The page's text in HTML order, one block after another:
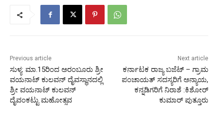
Previous article
ಸುಳ್ಯ: ಮಾ.15ರಿಂದ ಅರಂಬೂರು ಶ್ರೀ
ವಯನಾಟ್ ಕುಲವನ್ ದೈವಸ್ಥಾನದಲ್ಲಿ
ಶ್ರೀ ವಯನಾಟ್ ಕುಲವನ್
ದೈವಂಕಟ್ಟು ಮಹೋತ್ಸವ
Next article
ಕರ್ನಾಟಕ ರಾಜ್ಯ ಬಜೆಟ್ – ಗ್ರಾಮ
ಪಂಚಾಯತ್ ಸದಸ್ಯರಿಗೆ ಅನ್ಯಾಯ,
ಕನ್ನಡಿಗರಿಗೆ ನಿರಾಶೆ :ಕಿಶೋರ್
ಕುಮಾರ್ ಪುತ್ತೂರು